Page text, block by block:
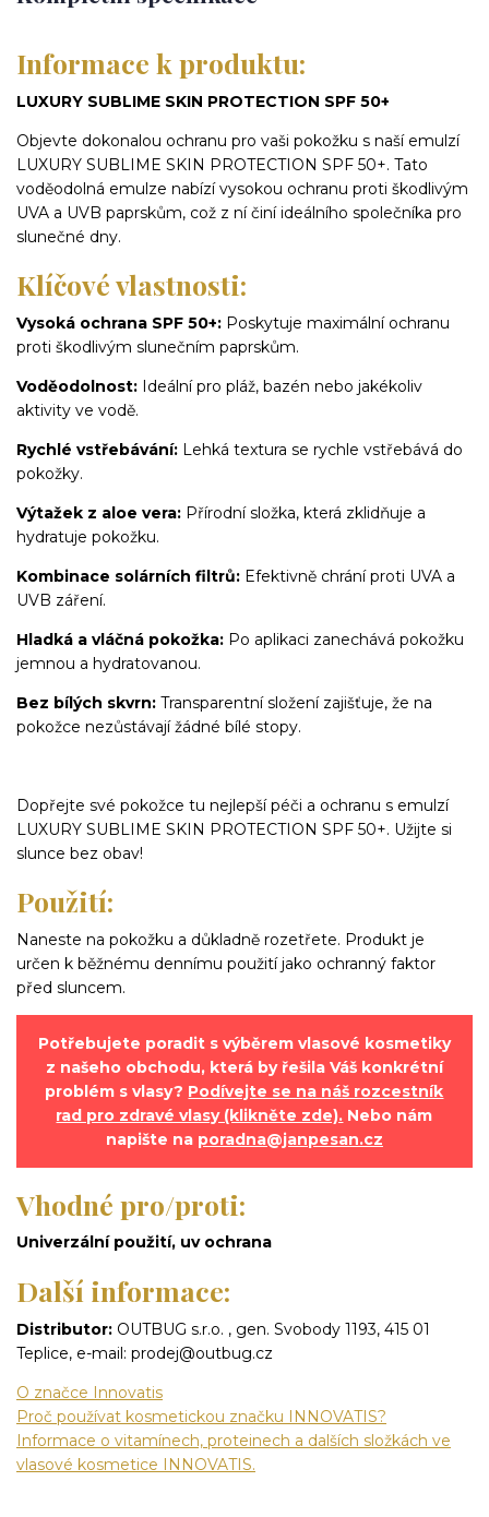
Informace k produktu:
LUXURY SUBLIME SKIN PROTECTION SPF 50+
Objevte dokonalou ochranu pro vaši pokožku s naší emulzí
LUXURY SUBLIME SKIN PROTECTION SPF 50+. Tato
voděodolná emulze nabízí vysokou ochranu proti škodlivým
UVA a UVB paprskům, což z ní činí ideálního společníka pro
slunečné dny.
Klíčové vlastnosti:
Vysoká ochrana SPF 50+: Poskytuje maximální ochranu
proti škodlivým slunečním paprskům.
Voděodolnost: Ideální pro pláž, bazén nebo jakékoliv
aktivity ve vodě.
Rychlé vstřebávání: Lehká textura se rychle vstřebává do
pokožky.
Výtažek z aloe vera: Přírodní složka, která zklidňuje a
hydratuje pokožku.
Kombinace solárních filtrů: Efektivně chrání proti UVA a
UVB záření.
Hladká a vláčná pokožka: Po aplikaci zanechává pokožku
jemnou a hydratovanou.
Bez bílých skvrn: Transparentní složení zajišťuje, že na
pokožce nezůstávají žádné bílé stopy.
Dopřejte své pokožce tu nejlepší péči a ochranu s emulzí
LUXURY SUBLIME SKIN PROTECTION SPF 50+. Užijte si
slunce bez obav!
Použití:
Naneste na pokožku a důkladně rozetřete. Produkt je
určen k běžnému dennímu použití jako ochranný faktor
před sluncem.
Potřebujete poradit s výběrem vlasové kosmetiky
z našeho obchodu, která by řešila Váš konkrétní
problém s vlasy? Podívejte se na náš rozcestník
rad pro zdravé vlasy (klikněte zde). Nebo nám
napište na poradna@janpesan.cz
Vhodné pro/proti:
Univerzální použití, uv ochrana
Další informace:
Distributor: OUTBUG s.r.o. , gen. Svobody 1193, 415 01
Teplice, e-mail: prodej@outbug.cz
O značce Innovatis
Proč používat kosmetickou značku INNOVATIS?
Informace o vitamínech, proteinech a dalších složkách ve
vlasové kosmetice INNOVATIS.